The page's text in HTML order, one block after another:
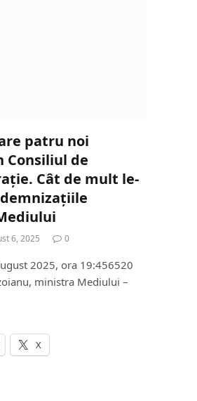
patru noi
Consiliul de
Cât de mult le-
6, 2025 0
2025, ora 19:456520
ministra Mediului –
X